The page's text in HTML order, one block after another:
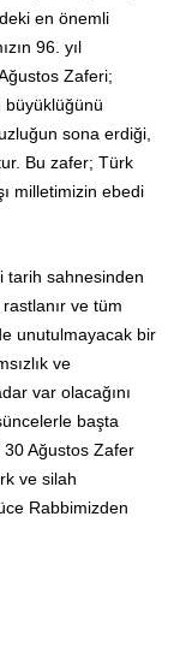
en önemli
96. yıl
Zaferi;
büyüklüğünü
sona erdiği,
Bu zafer; Türk
milletimizin ebedi
tarih sahnesinden
ve tüm
unutulmayacak bir
ve
var olacağını
başta
Ağustos Zafer
ve silah
Rabbimizden